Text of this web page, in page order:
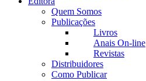
Quem Somos
Publicações
Livros
Anais On-line
Revistas
Distribuidores
Como Publicar